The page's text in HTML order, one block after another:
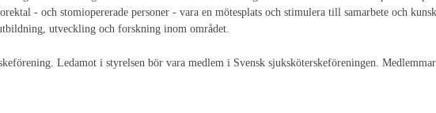
- och stomiopererade personer - vara en mötesplats och stimulera till samarbete och
utveckling och forskning inom området.
Ledamot i styrelsen bör vara medlem i Svensk sjuksköterskeföreningen.